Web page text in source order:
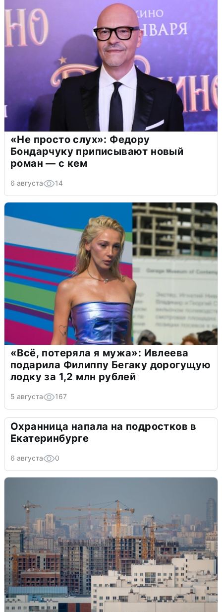
«Не просто слух»: Федору
Бондарчуку приписывают новый
роман — с кем
6 августа 14
«Всё, потеряла я мужа»: Ивлеева
подарила Филиппу Бегаку дорогущую
лодку за 1,2 млн рублей
5 августа 167
Охранница напала на подростков в
Екатеринбурге
6 августа 0